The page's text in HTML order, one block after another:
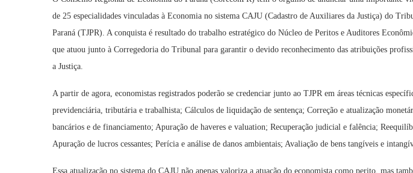
de 25 especialidades vinculadas à Economia no sistema CAJU (Cadastro de Auxiliares da Justiça) do
Paraná (TJPR). A conquista é resultado do trabalho estratégico do Núcleo de Peritos e Auditores
que atuou junto à Corregedoria do Tribunal para garantir o devido reconhecimento das atribuições
a Justiça.
A partir de agora, economistas registrados poderão se credenciar junto ao TJPR em áreas técnicas
previdenciária, tributária e trabalhista; Cálculos de liquidação de sentença; Correção e atualização
bancários e de financiamento; Apuração de haveres e valuation; Recuperação judicial e falência;
Apuração de lucros cessantes; Perícia e análise de danos ambientais; Avaliação de bens tangíveis e
Essa atualização no sistema do CAJU não apenas valoriza a atuação do economista como perito, mas